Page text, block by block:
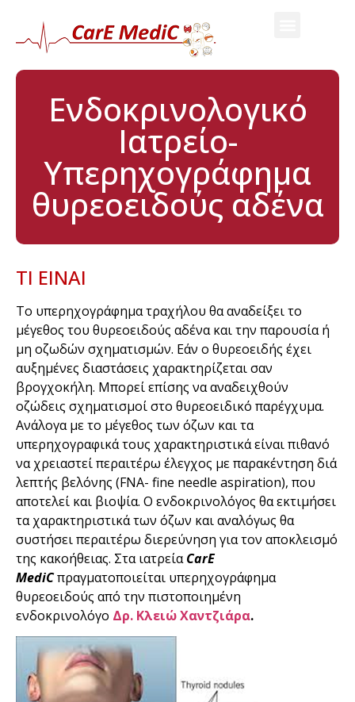
Ενδοκρινολογικό
Ιατρείο-
Υπερηχογράφημα
θυρεοειδούς αδένα
TI EINAI
Το υπερηχογράφημα τραχήλου θα αναδείξει το
μέγεθος του θυρεοειδούς αδένα και την παρουσία ή
μη οζωδών σχηματισμών. Εάν ο θυρεοειδής έχει
αυξημένες διαστάσεις χαρακτηρίζεται σαν
βρογχοκήλη. Μπορεί επίσης να αναδειχθούν
οζώδεις σχηματισμοί στο θυρεοειδικό παρέγχυμα.
Ανάλογα με το μέγεθος των όζων και τα
υπερηχογραφικά τους χαρακτηριστικά είναι πιθανό
να χρειαστεί περαιτέρω έλεγχος με παρακέντηση διά
λεπτής βελόνης (FNA- fine needle aspiration), που
αποτελεί και βιοψία. Ο ενδοκρινολόγος θα εκτιμήσει
τα χαρακτηριστικά των όζων και αναλόγως θα
συστήσει περαιτέρω διερεύνηση για τον αποκλεισμό
της κακοήθειας. Στα ιατρείαCarE
MediCπραγματοποιείται υπερηχογράφημα
θυρεοειδούς από την πιστοποιημένη
ενδοκρινολόγο Δρ. ΚλειώΧαντζιάρα.